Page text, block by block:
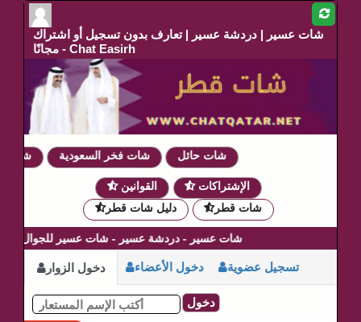
شات عسير | دردشة عسير | تعارف بدون تسجيل أو اشتراك
مجانًا - Chat Easirh
شات شات فخر السعودية شات حائل
القوانين
الإشتراكات
دليل شات قطر
شات قطر
شات عسير - دردشة عسير - شات عسير للجوال
دخول الزوار دخول الأعضاء تسجيل عضوية
دخول